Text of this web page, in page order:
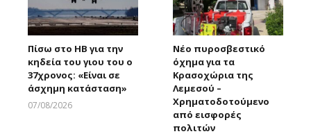
Πίσω στο ΗΒ για την
κηδεία του γιου του ο
37χρονος: «Είναι σε
άσχημη κατάσταση»
07/08/2026
Νέο πυροσβεστικό
όχημα για τα
Κρασοχώρια της
Λεμεσού –
Χρηματοδοτούμενο
από εισφορές
πολιτών